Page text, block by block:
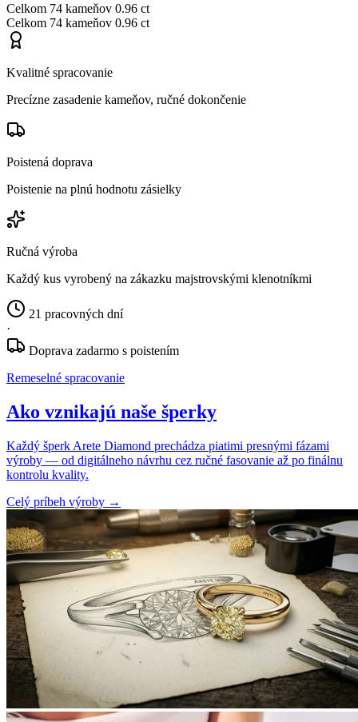
Celkom 74 kameňov 0.96 ct
Celkom 74 kameňov 0.96 ct
Kvalitné spracovanie
Precízne zasadenie kameňov, ručné dokončenie
Poistená doprava
Poistenie na plnú hodnotu zásielky
Ručná výroba
Každý kus vyrobený na zákazku majstrovskými klenotníkmi
21 pracovných dní
·
Doprava zadarmo s poistením
Remeselné spracovanie
Ako vznikajú naše šperky
Každý šperk Arete Diamond prechádza piatimi presnými fázami
výroby — od digitálneho návrhu cez ručné fasovanie až po finálnu
kontrolu kvality.
Celý príbeh výroby →